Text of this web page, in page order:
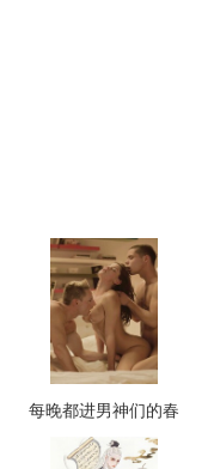
每晚都进男神们的春
梦（NPH）